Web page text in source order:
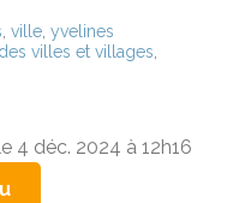
ville yvelines
villes et villages
4 déc. 2024 à 12h16